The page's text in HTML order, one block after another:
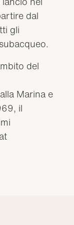
dal
gli
del
Marina e
il